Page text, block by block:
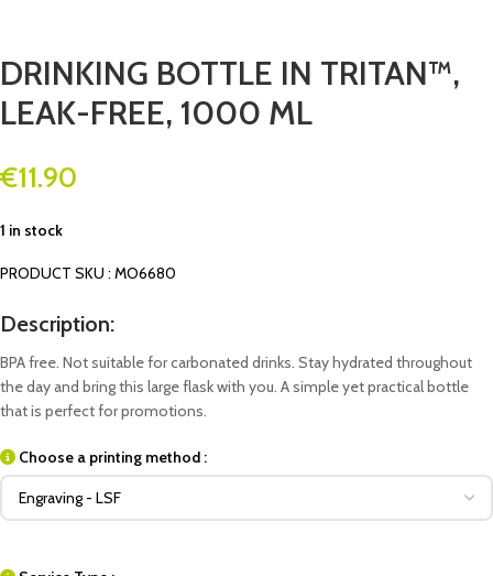
DRINKING BOTTLE IN TRITAN™,
LEAK-FREE, 1000 ML
€11.90
1 in stock
PRODUCT SKU : MO6680
Description:
BPA free. Not suitable for carbonated drinks. Stay hydrated throughout
the day and bring this large flask with you. A simple yet practical bottle
that is perfect for promotions.
Choose a printing method :